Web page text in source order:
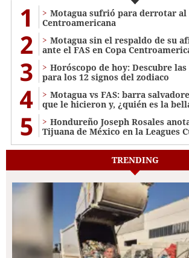
1
Motagua sufrió para derrotar al
Centroamericana
2
Motagua sin el respaldo de su
ante el FAS en Copa
3
Horóscopo de hoy: Descubre
para los 12 signos del zodiaco
4
Motagua vs FAS: barra
que le hicieron y, ¿quién es la
5
Hondureño Joseph Rosales
Tijuana de México en la Leagues
TRENDING